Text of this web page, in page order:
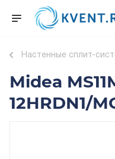
Настенные сплит-
Midea
12HRDN1/